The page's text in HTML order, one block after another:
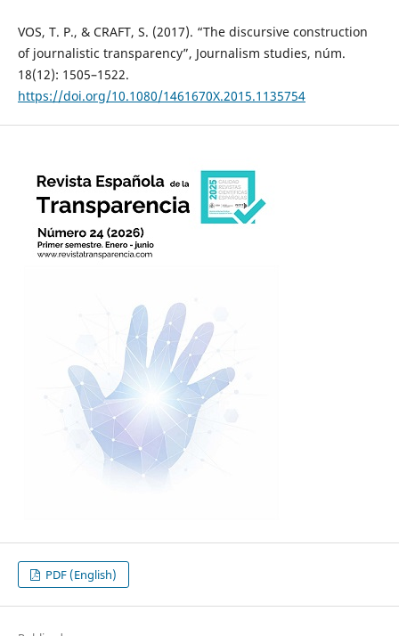
VOS, T. P., & CRAFT, S. (2017). “The discursive construction
of journalistic transparency”, Journalism studies, núm.
18(12): 1505–1522.
https://doi.org/10.1080/1461670X.2015.1135754
PDF (English)